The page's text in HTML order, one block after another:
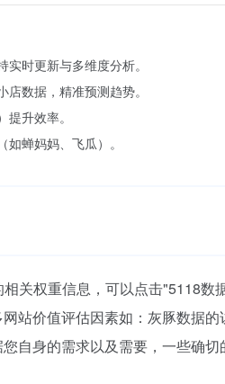
时更新与多维度分析。
数据，精准预测趋势。
升效率。
蝉妈妈、飞瓜）。
关权重信息，可以点击"5118数
站价值评估因素如：灰豚数据
自身的需求以及需要，一些确